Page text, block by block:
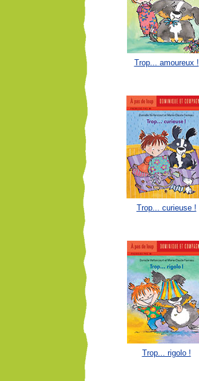
Trop... amoureux !
Trop... curieuse !
Trop... rigolo !